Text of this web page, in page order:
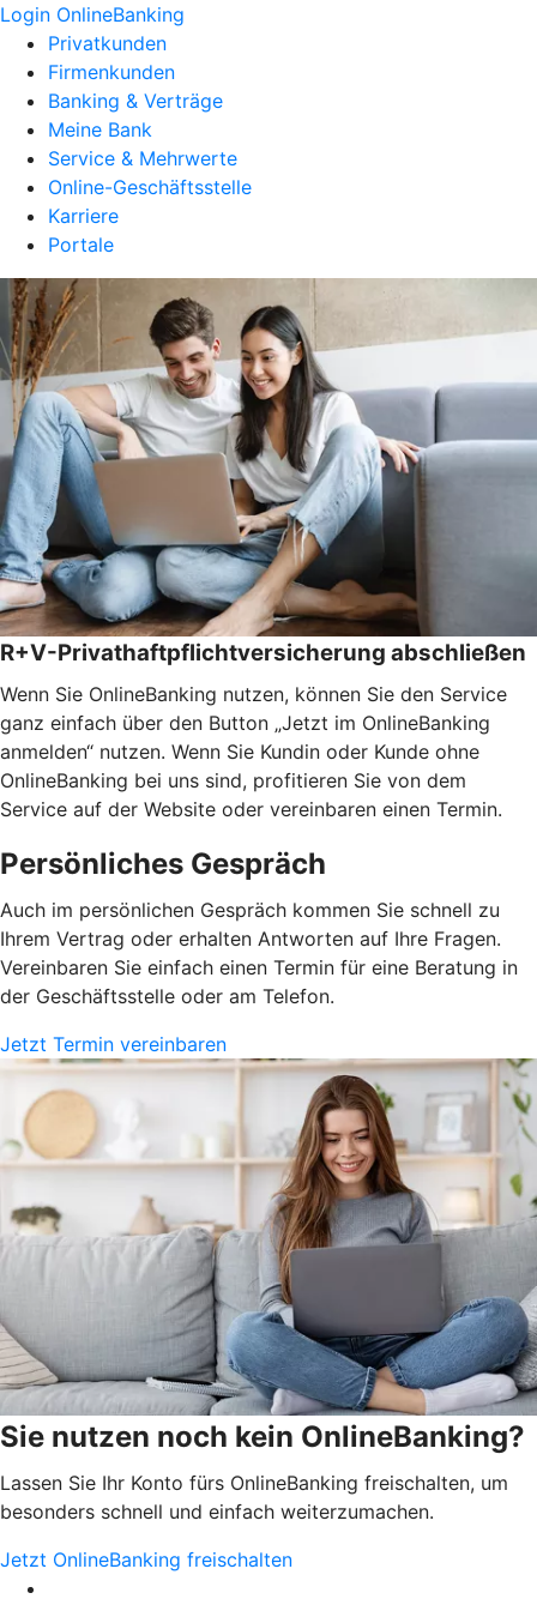
Login OnlineBanking
Privatkunden
Firmenkunden
Banking & Verträge
Meine Bank
Service & Mehrwerte
Online-Geschäftsstelle
Karriere
Portale
R+V-Privathaftpflichtversicherung abschließen
Wenn Sie OnlineBanking nutzen, können Sie den Service
ganz einfach über den Button „Jetzt im OnlineBanking
anmelden“ nutzen. Wenn Sie Kundin oder Kunde ohne
OnlineBanking bei uns sind, profitieren Sie von dem
Service auf der Website oder vereinbaren einen Termin.
Persönliches Gespräch
Auch im persönlichen Gespräch kommen Sie schnell zu
Ihrem Vertrag oder erhalten Antworten auf Ihre Fragen.
Vereinbaren Sie einfach einen Termin für eine Beratung in
der Geschäftsstelle oder am Telefon.
Jetzt Termin vereinbaren
Sie nutzen noch kein OnlineBanking?
Lassen Sie Ihr Konto fürs OnlineBanking freischalten, um
besonders schnell und einfach weiterzumachen.
Jetzt OnlineBanking freischalten